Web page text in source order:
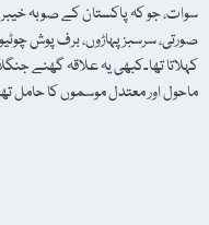
سوات، جو کہ پاکستان کے صوبہ خیبر
صورتی، سرسبز پہاڑوں، برف پوش
کہلاتا تھا۔کبھی یہ علاقہ گھنے
ماحول اور معتدل موسموں کا